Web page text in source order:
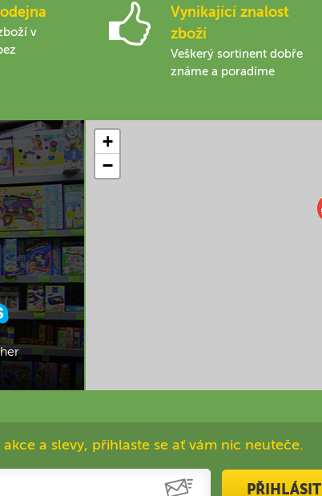
v
Vynikající znalost
zboží
Veškerý sortinent dobře
známe a poradíme
+
−
a slevy, přihlaste se ať vám nic neuteče.
PŘIHLÁSIT